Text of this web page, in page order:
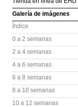
Galería de imágenes
Índice
0 a 2 semanas
2 a 4 semanas
4 a 6 semanas
6 a 8 semanas
8 a 10 semanas
10 a 12 semanas